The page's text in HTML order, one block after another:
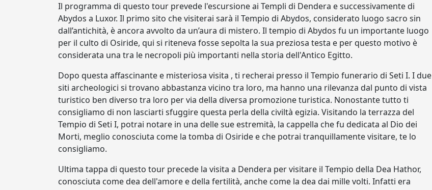
Il programma di questo tour prevede l'escursione ai Templi di Dendera e successivamente di
Abydos a Luxor. Il primo sito che visiterai sarà il Tempio di Abydos, considerato luogo sacro sin
dall’antichità, è ancora avvolto da un’aura di mistero. Il tempio di Abydos fu un importante luogo
per il culto di Osiride, qui si riteneva fosse sepolta la sua preziosa testa e per questo motivo è
considerata una tra le necropoli più importanti nella storia dell'Antico Egitto.
Dopo questa affascinante e misteriosa visita , ti recherai presso il Tempio funerario di Seti I. I due
siti archeologici si trovano abbastanza vicino tra loro, ma hanno una rilevanza dal punto di vista
turistico ben diverso tra loro per via della diversa promozione turistica. Nonostante tutto ti
consigliamo di non lasciarti sfuggire questa perla della civiltà egizia. Visitando la terrazza del
Tempio di Seti I, potrai notare in una delle sue estremità, la cappella che fu dedicata al Dio dei
Morti, meglio conosciuta come la tomba di Osiride e che potrai tranquillamente visitare, te lo
consigliamo.
Ultima tappa di questo tour precede la visita a Dendera per visitare il Tempio della Dea Hathor,
conosciuta come dea dell'amore e della fertilità, anche come la dea dai mille volti. Infatti era